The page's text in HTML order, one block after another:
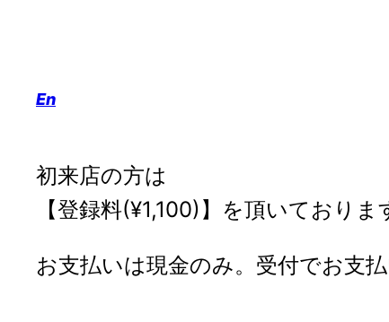
En
初来店の方は
【登録料(¥1,100)】を頂いておりま
お支払いは現金のみ。受付でお支払